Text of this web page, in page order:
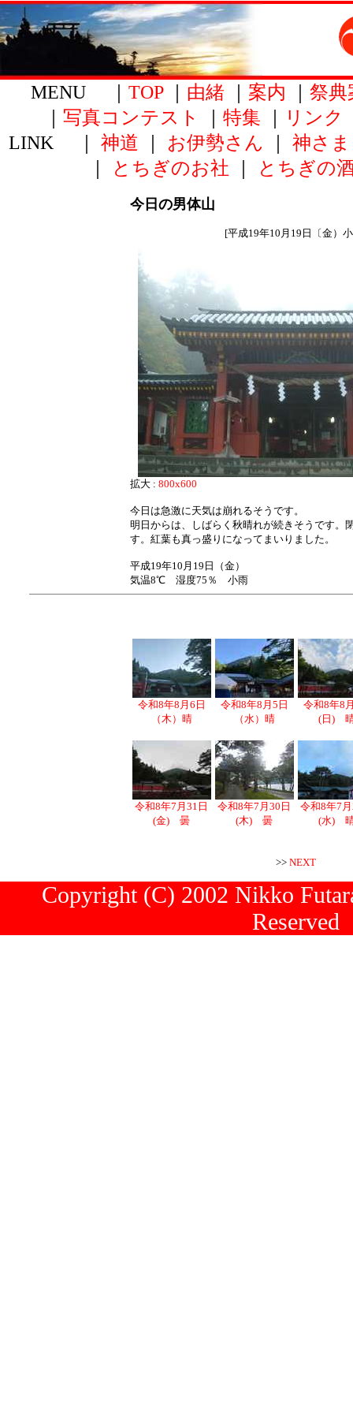
MENU ｜ TOP｜ 由緒 案内
祭典
写真コンテスト 特集 リンク
LINK ｜ 神道 お伊勢さん 神さま
とちぎのお社 とちぎの
今日の男体山
[平成19年10月19日〔金）
拡大 : 800x600
今日は急激に天気は崩れるそうです。
明日からは、しばらく秋晴れが続きそうです。
す。紅葉も真っ盛りになってまいりました。
平成19年10月19日（金）
気温8℃ 湿度75％ 小雨
令和8年8月6日
（木）晴
令和8年8月5日
（水）晴
令和8年8
(日)
令和8年7月31日
(金) 曇
令和8年7月30日
(木) 曇
令和8年7
(水)
>> NEXT
Copyright (C) 2002 Nikko
Reserved